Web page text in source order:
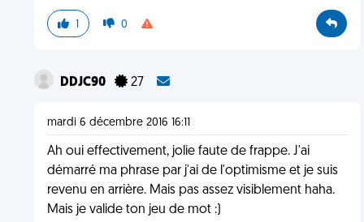
1 0
DDJC90 27
mardi 6 décembre 2016 16:11
Ah oui effectivement, jolie faute de frappe. J'ai
démarré ma phrase par j'ai de l'optimisme et je suis
revenu en arrière. Mais pas assez visiblement haha.
Mais je valide ton jeu de mot :)